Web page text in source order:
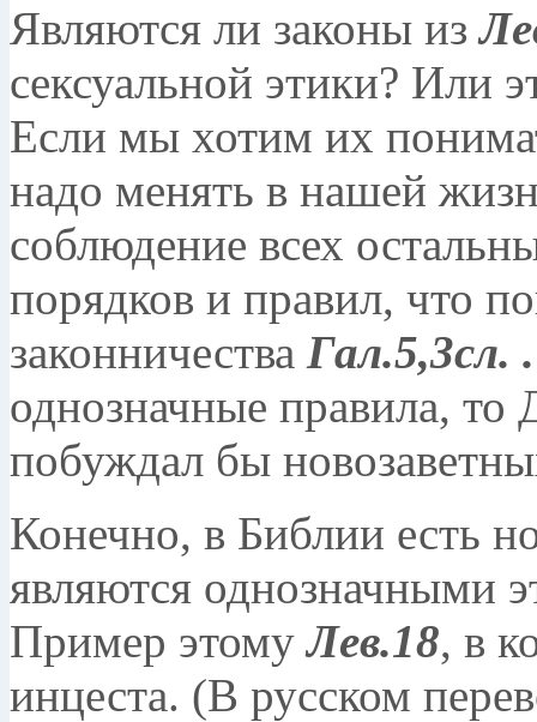
Являются ли законы из
сексуальной этики? Или
Если мы хотим их
надо менять в нашей
соблюдение всех
порядков и правил, что
законничества Гал.5,3сл. .
однозначные правила, то
побуждал бы
Конечно, в Библии есть
являются однозначными
Пример этомуЛев.18, в
инцеста. (В русском